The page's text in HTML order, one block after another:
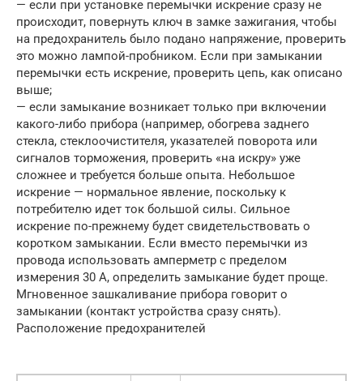
— если при установке перемычки искрение сразу не
происходит, повернуть ключ в замке зажигания, чтобы
на предохранитель было подано напряжение, проверить
это можно лампой-пробником. Если при замыкании
перемычки есть искрение, проверить цепь, как описано
выше;
— если замыкание возникает только при включении
какого-либо прибора (например, обогрева заднего
стекла, стеклоочистителя, указателей поворота или
сигналов торможения, проверить «на искру» уже
сложнее и требуется больше опыта. Небольшое
искрение — нормальное явление, поскольку к
потребителю идет ток большой силы. Сильное
искрение по-прежнему будет свидетельствовать о
коротком замыкании. Если вместо перемычки из
провода использовать амперметр с пределом
измерения 30 А, определить замыкание будет проще.
Мгновенное зашкаливание прибора говорит о
замыкании (контакт устройства сразу снять).
Расположение предохранителей